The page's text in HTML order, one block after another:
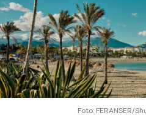
Foto: FERANSER/